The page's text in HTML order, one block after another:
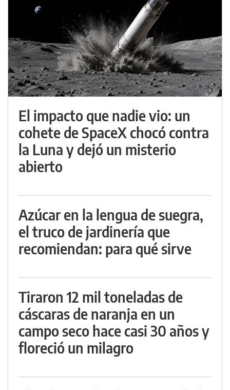
El impacto que nadie vio: un
cohete de SpaceX chocó contra
la Luna y dejó un misterio
abierto
Azúcar en la lengua de suegra,
el truco de jardinería que
recomiendan: para qué sirve
Tiraron 12 mil toneladas de
cáscaras de naranja en un
campo seco hace casi 30 años y
floreció un milagro